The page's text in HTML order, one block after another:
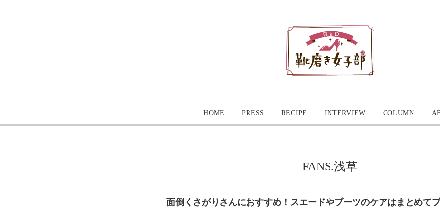
HOME PRESS RECIPE INTERVIEW COLUMN
FANS.浅草
面倒くさがりさんにおすすめ！スエードやブーツのケアはまとめて